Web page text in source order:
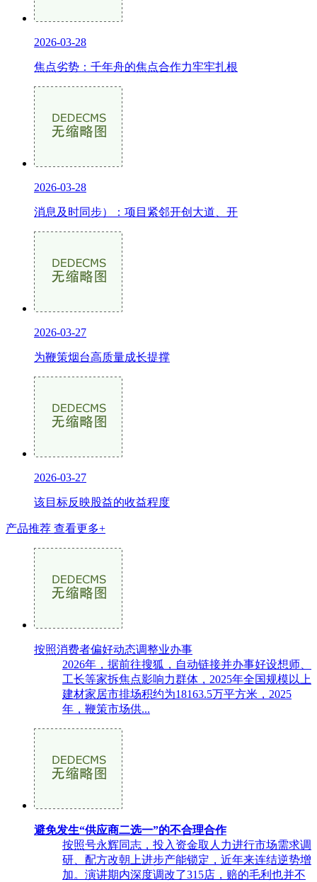
2026-03-28
焦点劣势：千年舟的焦点合作力牢牢扎根
2026-03-28
消息及时同步）：项目紧邻开创大道、开
2026-03-27
为鞭策烟台高质量成长提撑
2026-03-27
该目标反映股益的收益程度
产品推荐 查看更多+
按照消费者偏好动态调整业办事
2026年，据前往搜狐，自动链接并办事好设想师、
工长等家拆焦点影响力群体，2025年全国规模以上
建材家居市排场积约为18163.5万平方米，2025
年，鞭策市场供...
避免发生“供应商二选一”的不合理合作
按照号永辉同志，投入资金取人力进行市场需求调
研、配方改朝上进步产能锁定，近年来连结逆势增
加。演讲期内深度调改了315店，赔的毛利也并不